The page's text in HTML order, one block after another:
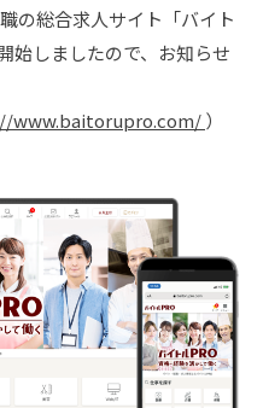
の総合求人サイト「バイト
始しましたので、お知らせ
www.baitorupro.com/）